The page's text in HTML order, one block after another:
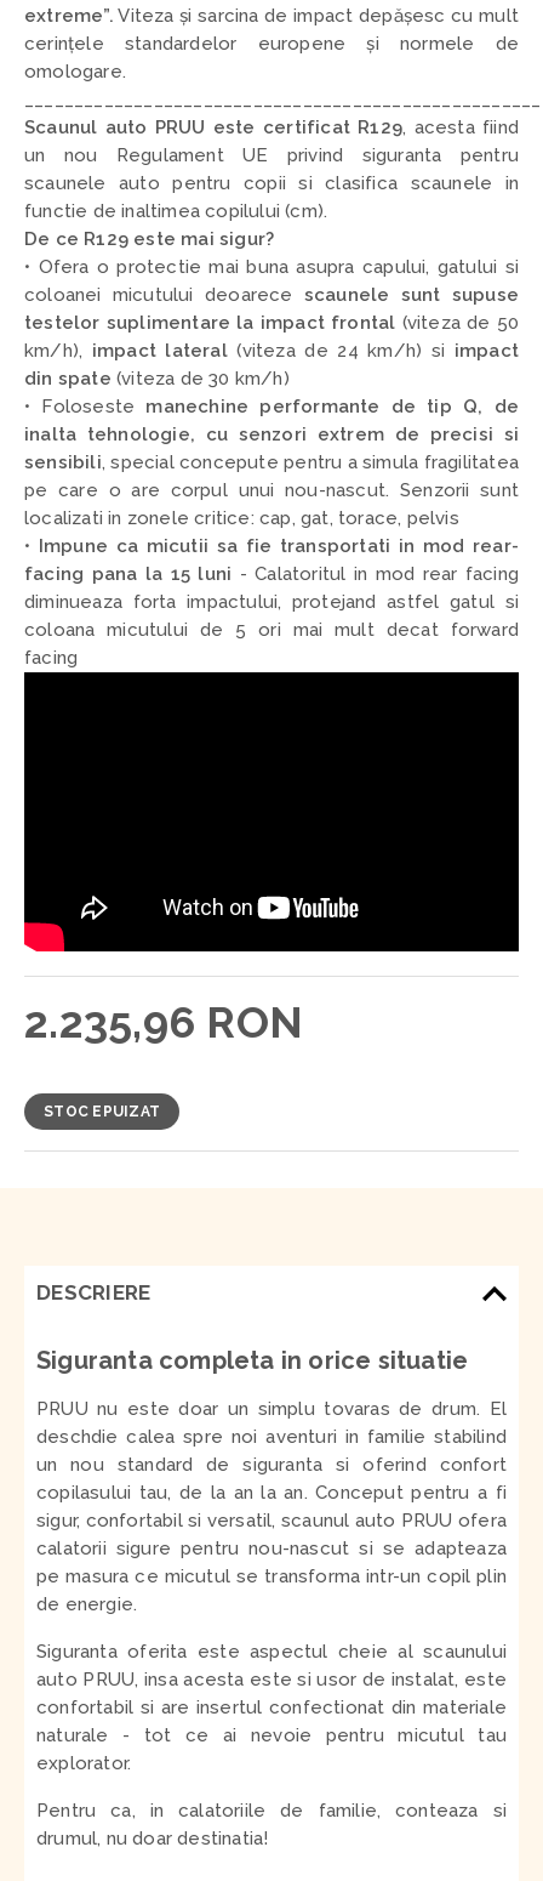
extreme”. Viteza și sarcina de impact depășesc cu mult
cerințele standardelor europene și normele de
omologare.
Scaunul auto PRUU este certificat R129, acesta fiind
un nou Regulament UE privind siguranta pentru
scaunele auto pentru copii si clasifica scaunele in
functie de inaltimea copilului (cm).
De ce R129 este mai sigur?
• Ofera o protectie mai buna asupra capului, gatului si
coloanei micutului deoarece scaunele sunt supuse
testelor suplimentare la impact frontal (viteza de 50
km/h), impact lateral(viteza de 24 km/h) si impact
din spate (viteza de 30 km/h)
• Foloseste manechine performante de tip Q, de
inalta tehnologie, cu senzori extrem de precisi si
sensibili, special concepute pentru a simula fragilitatea
pe care o are corpul unui nou-nascut. Senzorii sunt
localizati in zonele critice: cap, gat, torace, pelvis
• Impune ca micutii sa fie transportati in mod rear-
facing pana la 15 luni - Calatoritul in mod rear facing
diminueaza forta impactului, protejand astfel gatul si
coloana micutului de 5 ori mai mult decat forward
facing
2.235,96 RON
STOC EPUIZAT
DESCRIERE
Siguranta completa in orice situatie
PRUU nu este doar un simplu tovaras de drum. El
deschdie calea spre noi aventuri in familie stabilind
un nou standard de siguranta si oferind confort
copilasului tau, de la an la an.Conceput pentru a fi
sigur, confortabil si versatil, scaunul auto PRUU ofera
calatorii sigure pentru nou-nascut si se adapteaza
pe masura ce micutul se transforma intr-un copil plin
de energie.
Siguranta oferita este aspectul cheie al scaunului
auto PRUU, insa acesta este si usor de instalat, este
confortabil si are insertul confectionat din materiale
naturale - tot ce ai nevoie pentru micutul tau
explorator.
Pentru ca, in calatoriile de familie, conteaza si
drumul, nu doar destinatia!